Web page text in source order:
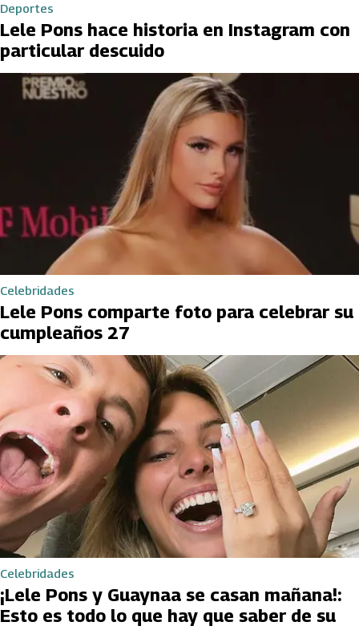
Deportes
Lele Pons hace historia en Instagram con
particular descuido
Celebridades
Lele Pons comparte foto para celebrar su
cumpleaños 27
Celebridades
¡Lele Pons y Guaynaa se casan mañana!:
Esto es todo lo que hay que saber de su